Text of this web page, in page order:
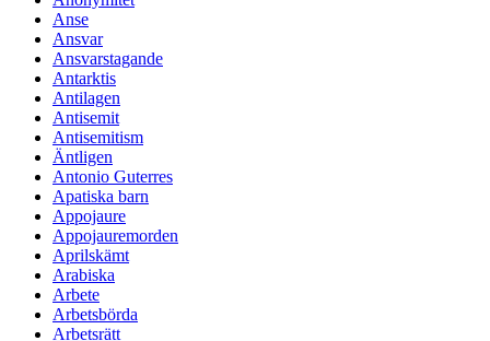
Anse
Ansvar
Ansvarstagande
Antarktis
Antilagen
Antisemit
Antisemitism
Äntligen
Antonio Guterres
Apatiska barn
Appojaure
Appojauremorden
Aprilskämt
Arabiska
Arbete
Arbetsbörda
Arbetsrätt